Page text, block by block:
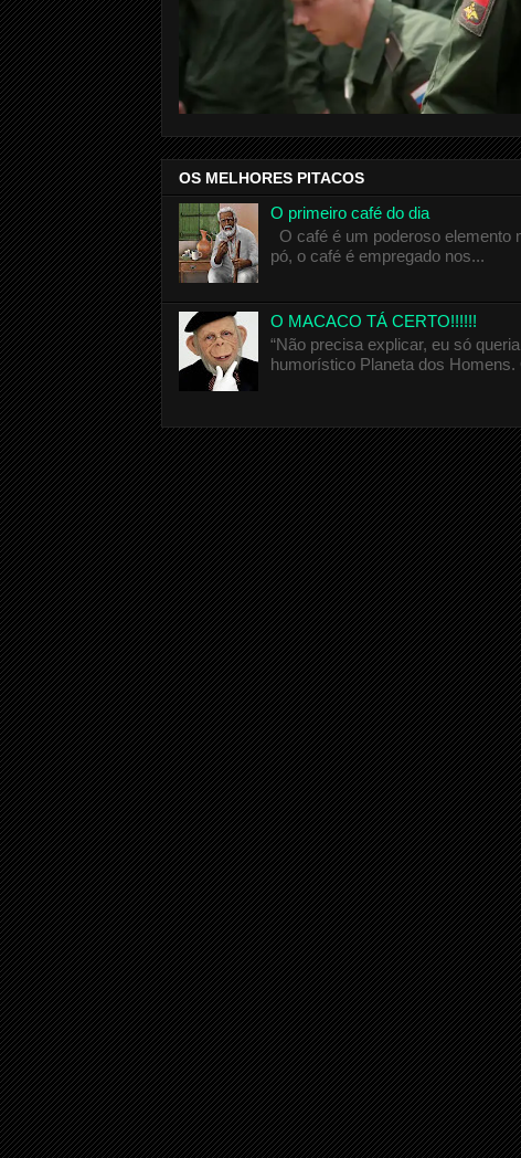
OS MELHORES PITACOS
O primeiro café do dia
O café é um poderoso elemento
pó, o café é empregado nos...
O MACACO TÁ CERTO!!!!!!
“Não precisa explicar, eu só
humorístico Planeta dos Homens.